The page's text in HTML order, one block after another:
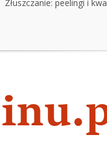
aktywne
Złuszczanie: peelingi i